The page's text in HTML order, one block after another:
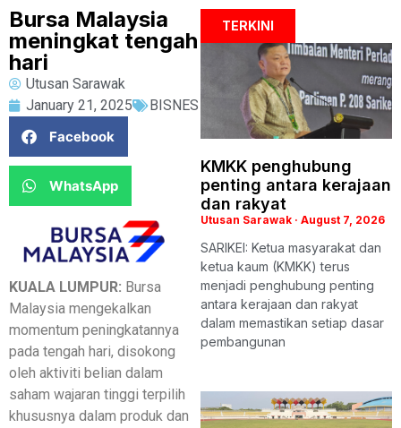
Bursa Malaysia
meningkat tengah
hari
Utusan Sarawak
January 21, 2025
BISNES
Facebook
WhatsApp
KUALA LUMPUR: Bursa
Malaysia mengekalkan
momentum peningkatannya
pada tengah hari, disokong
oleh aktiviti belian dalam
saham wajaran tinggi terpilih
khususnya dalam produk dan
TERKINI
KMKK penghubung
penting antara kerajaan
dan rakyat
Utusan Sarawak August 7, 2026
SARIKEI: Ketua masyarakat dan
ketua kaum (KMKK) terus
menjadi penghubung penting
antara kerajaan dan rakyat
dalam memastikan setiap dasar
pembangunan